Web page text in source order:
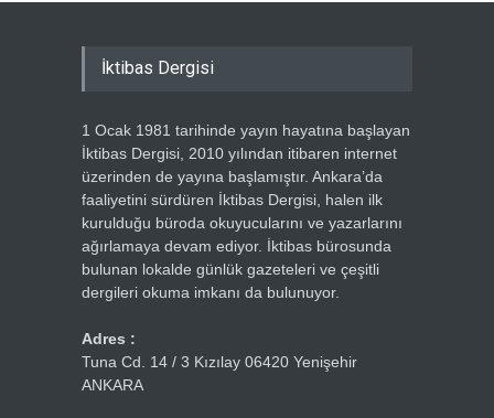
İktibas Dergisi
1 Ocak 1981 tarihinde yayın hayatına başlayan
İktibas Dergisi, 2010 yılından itibaren internet
üzerinden de yayına başlamıştır. Ankara’da
faaliyetini sürdüren İktibas Dergisi, halen ilk
kurulduğu büroda okuyucularını ve yazarlarını
ağırlamaya devam ediyor. İktibas bürosunda
bulunan lokalde günlük gazeteleri ve çeşitli
dergileri okuma imkanı da bulunuyor.
Adres :
Tuna Cd. 14 / 3 Kızılay 06420 Yenişehir
ANKARA